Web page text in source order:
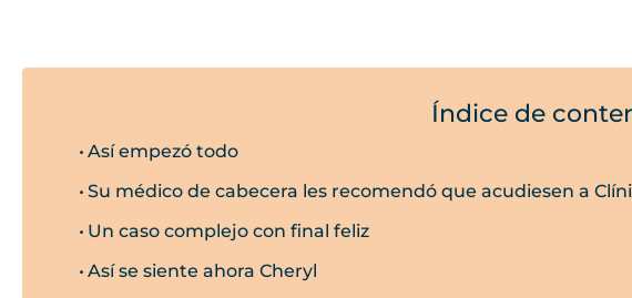
Índice de
Así empezó todo
Su médico de cabecera les recomendó que acudiesen a
Un caso complejo con final feliz​
Así se siente ahora Cheryl